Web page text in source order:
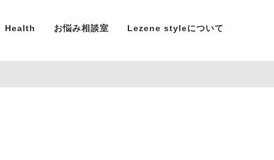
Health お悩み相談室 Lezene styleについて